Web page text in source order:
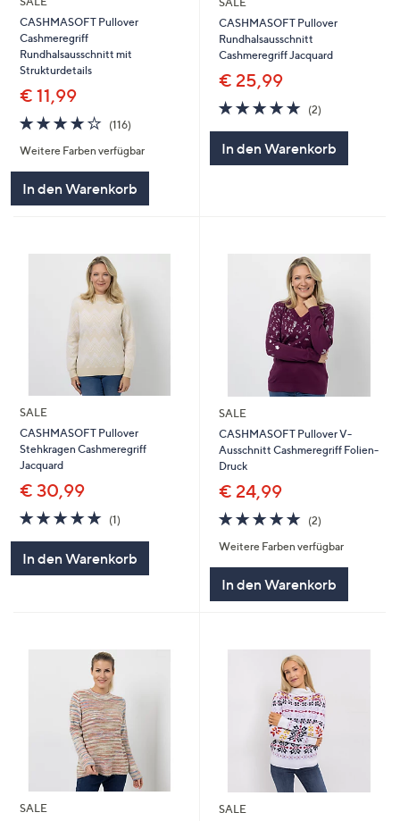
anzuzeigen.
CASHMASOFT Pullover
Cashmeregriff
Rundhalsausschnitt mit
Strukturdetails
€ 11,99
4.0
von
5
(116)116
Weitere Farben verfügbar
In den Warenkorb
CASHMASOFT Pullover
Rundhalsausschnitt
Cashmeregriff Jacquard
€ 25,99
5.0
von
(2)2
In den Warenkorb
SALE
CASHMASOFT Pullover
Stehkragen Cashmeregriff
Jacquard
€ 30,99
5.0
von
(1)1
In den Warenkorb
SALE
CASHMASOFT Pullover V-
Ausschnitt Cashmeregriff Folien-
Druck
€ 24,99
5.0
von
5
(2)2
Weitere Farben verfügbar
In den Warenkorb
SALE
SALE